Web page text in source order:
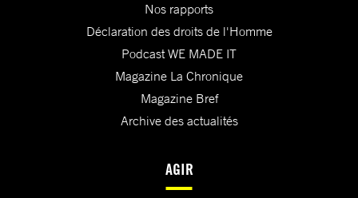
Nos rapports
Déclaration des droits de l'Homme
Podcast WE MADE IT
Magazine La Chronique
Magazine Bref
Archive des actualités
AGIR